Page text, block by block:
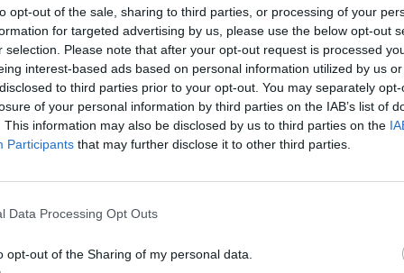
opt-out of the sale, sharing to third parties, or processing of your
for targeted advertising by us, please use the below opt-out
selection. Please note that after your opt-out request is processed
interest-based ads based on personal information utilized by us
to third parties prior to your opt-out. You may separately
of your personal information by third parties on the IAB’s list of
This information may also be disclosed by us to third parties on the
Participants that may further disclose it to other third parties.
Data Processing Opt Outs
opt-out of the Sharing of my personal data.
infatti uno spazio dove montare la propria
dei partecipanti per l’intero fine
clima di condivisione e comunità.
dedicata principalmente alla house e alla
pensata per dialogare con l’ambiente
l’evento in una grande festa
che metta insieme musica e natura,